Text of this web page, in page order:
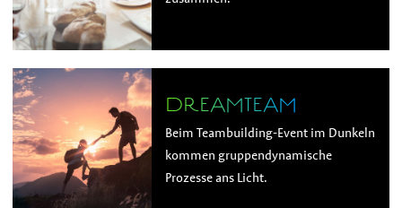
DREAMTEAM
Beim Teambuilding-Event im Dunkeln
kommen gruppendynamische
Prozesse ans Licht.